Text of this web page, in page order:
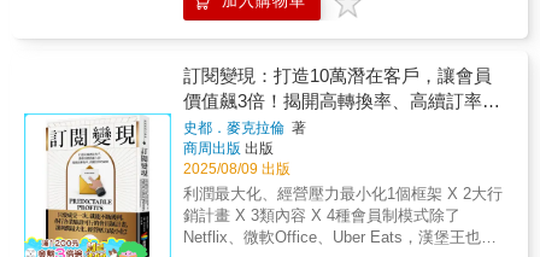
元件等，讓讀者能夠充分發揮各項 Google BI
工具的潛力。✦結合 AI 工具：書中巧妙融合了
協助讀者有效解決資料清理和公式撰寫，提升
行銷應用的效率。✦全彩印刷：詳細的操作與
視覺化過程，用彩色呈現更能所見即所得。
人敞開心房的空間。▎善用法式機智，從「謝
語權留給顧客，就是轉變的開始。真正的銷
售，不在於說服，而在於理解。卡維濃縮30年
精品銷售經驗，告訴我們，精品創造的價值是
被看見、被認同。每次對話都是信任的鋪墊，
每筆成交都是心與心的交會。
造零售體驗；或如何像台灣在地品牌一樣，結
合文化故事與市場策略形成差異化優勢。本書
的結合，指出在當代市場，品牌不再只是賣商
品，而是經營消費者的生活場景與文化心智。
書中對「設計語言—品牌符號—文化意義」的
鏈結做了深入解析，並提供可操作的思考框架
與練習，幫助讀者將創意轉化為可持續的品牌
價值。無論你是剛起步的設計師、品牌創業
者，或是想深入了解時尚品牌運作的學生，這
本書都將是你理解時尚品牌背後邏輯、方法與
牌知名度和實現業務增長！「時勢」：把握快
銷、知識變現、實現財富自由等感興趣的人閲
讀，兼具實用性和啟發性！本書特色：‧三十個
章節，每日一章，三十天由零開始學懂網絡營
銷！‧十位營銷專家＋一位成功ＩＰ，共同撰序
推薦，極具權威性！‧以簡潔的文字解釋複雜的
營銷概念，不論是行内高手還是行外初哥，都
能在快速了解營銷藝術的同時獲益良多！好評
推薦：「Nic用佢嘅專業同熱誠，將複雜嘅道理
講到深入淺出，讓人一睇就明，一學就用。」
訂閱變現：打造10萬潛在客戶，讓會員
價值飆3倍！揭開高轉換率、高續訂率的
祕密
史都．麥克拉倫 著
商周出版 出版
2025/08/09 出版
利潤最大化、經營壓力最小化1個框架 X 2大行
銷計畫 X 3類內容 X 4種會員制模式除了
Netflix、微軟Office、Uber Eats，漢堡王也推